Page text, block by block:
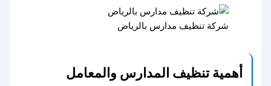
شركة تنظيف مدارس بالرياض
أهمية تنظيف المدارس والمعامل